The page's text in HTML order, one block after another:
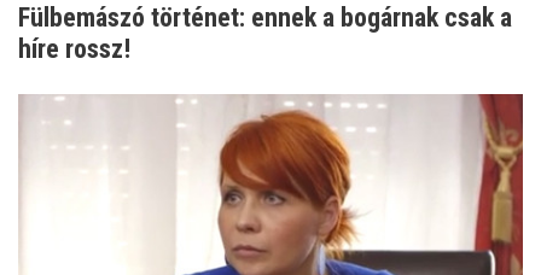
Fülbemászó történet: ennek a bogárnak csak a
híre rossz!